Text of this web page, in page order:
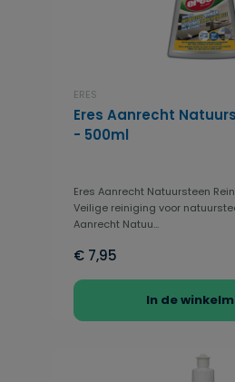
ERES
Eres Aanrecht
- 500ml
Eres Aanrecht Natuursteen
Veilige reiniging voor
Aanrecht Natuu...
€ 7,95
In de